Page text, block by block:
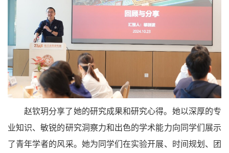
赵钦玥分享了她的研究成果和研究心得。她以深厚的专
业知识、敏锐的研究洞察力和出色的学术能力向同学们展示
了青年学者的风采。她为同学们在实验开展、时间规划、团